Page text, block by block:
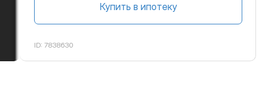
Купить в ипотеку
ID: 7838630